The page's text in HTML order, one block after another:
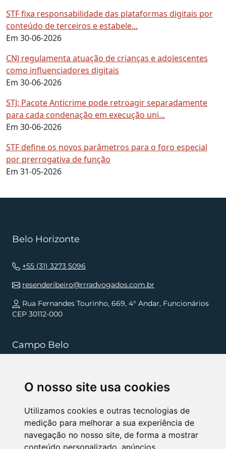
O nosso site usa cookies
Utilizamos cookies e outras tecnologias de
medição para melhorar a sua experiência de
navegação no nosso site, de forma a mostrar
conteúdo personalizado, anúncios
STF fixa responsabilidade das plataformas digitais por
conteúdo de terceiros e estabele...
Em 30-06-2026
CNJ regulamenta atuação de crianças e adolescentes
como influenciadores digitais
Em 30-06-2026
STJ: Pacote Anticrime pode retroagir separadamente
para cada condenação em execução uni...
Em 30-06-2026
STF define os novos parâmetros para o foro especial
por prerrogativa de função
Em 31-05-2026
Belo Horizonte
+55 (31) 3273 5096
resenderibeiro@rrradvogados.com.br
Rua Fernandes Tourinho, 669, 4° Andar, Funcionários
CEP 30112-000
Campo Belo
resenderibeiro.cb@rrradvogados.com.br
Rua João Pinheiro, 181, , Centro CEP 37270-000
NÓS APOIAMOS